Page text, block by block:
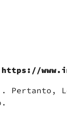
https://
Pertanto,